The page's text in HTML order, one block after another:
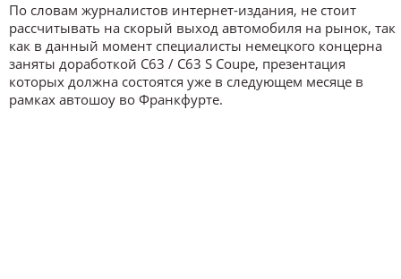
По словам журналистов интернет-издания, не стоит
рассчитывать на скорый выход автомобиля на рынок, так
как в данный момент специалисты немецкого концерна
заняты доработкой C63 / C63 S Coupe, презентация
которых должна состоятся уже в следующем месяце в
рамках автошоу во Франкфурте.